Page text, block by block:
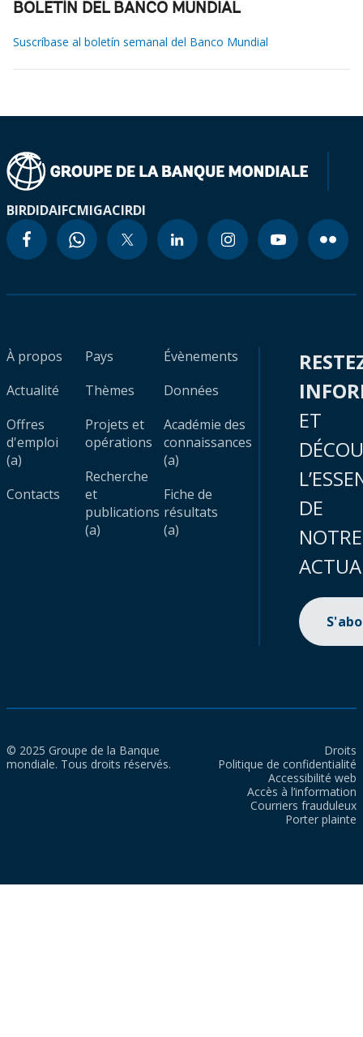
BOLETÍN DEL BANCO MUNDIAL
Suscríbase al boletín semanal del Banco Mundial
BIRDIDAIFCMIGACIRDI
À propos
Actualité
Offres
d'emploi
(a)
Contacts
Pays
Thèmes
Projets et
opérations
Recherche
et
publications
(a)
Évènements
Données
Académie des
connaissances
(a)
Fiche de
résultats
(a)
ET
DE
NOTRE
© 2025 Groupe de la Banque
mondiale. Tous droits réservés.
Droits
Politique de confidentialité
Accessibilité web
Accès à l’information
Courriers frauduleux
Porter plainte